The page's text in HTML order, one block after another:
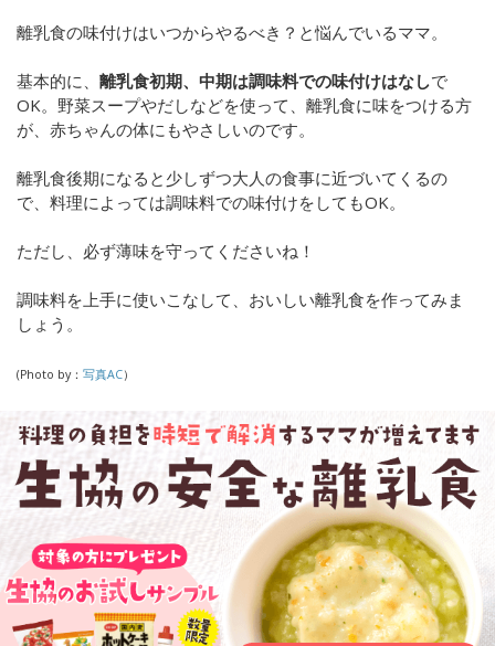
離乳食の味付けはいつからやるべき？と悩んでいるママ。
基本的に、 離乳食初期、中期は調味料での味付けはなしで
OK。野菜スープやだしなどを使って、離乳食に味をつける方
が、赤ちゃんの体にもやさしいのです。
離乳食後期になると少しずつ大人の食事に近づいてくるの
で、料理によっては調味料での味付けをしてもOK。
ただし、必ず薄味を守ってくださいね！
調味料を上手に使いこなして、おいしい離乳食を作ってみま
しょう。
(Photo by： 写真AC）